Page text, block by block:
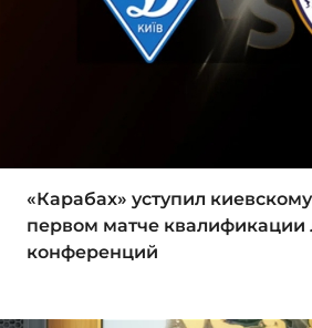
«Карабах» уступил
первом матче квалификации
конференций